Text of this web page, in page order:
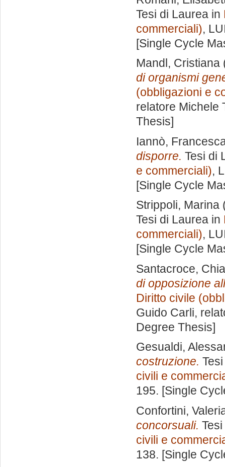
Tesi di Laurea in
commerciali),
[Single Cycle
Mandl, Cristiana
di organismi
(obbligazioni e
relatore Michele
Thesis]
Iannò,
disporre. Tesi di
e commerciali),
[Single Cycle
Strippoli, Marina
Tesi di Laurea in
commerciali),
[Single Cycle
Santacroce,
di opposizione
Diritto civile
Guido Carli,
Degree Thesis]
Gesualdi,
costruzione.
civili e
195. [Single
Confortini,
concorsuali.
civili e
138. [Single